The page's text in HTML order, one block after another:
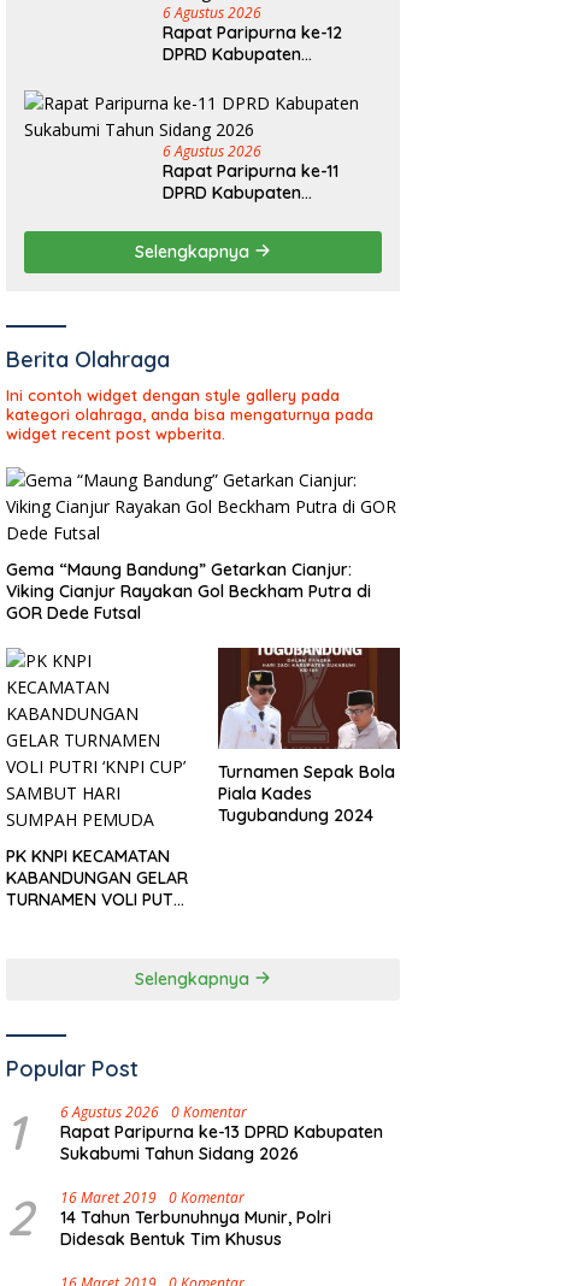
6 Agustus 2026
Rapat Paripurna ke-12
DPRD Kabupaten
2026
6 Agustus 2026
Rapat Paripurna ke-11
DPRD Kabupaten
2026
Selengkapnya
Berita Olahraga
Ini contoh widget dengan style gallery pada
kategori olahraga, anda bisa mengaturnya pada
widget recent post wpberita.
Gema “Maung Bandung” Getarkan Cianjur:
Viking Cianjur Rayakan Gol Beckham Putra di
GOR Dede Futsal
PK KNPI KECAMATAN
KABANDUNGAN GELAR
TURNAMEN VOLI PUTRI
Turnamen Sepak Bola
Piala Kades
Tugubandung 2024
Selengkapnya
Popular Post
1 6 Agustus 2026 0 Komentar
Rapat Paripurna ke-13 DPRD Kabupaten
Sukabumi Tahun Sidang 2026
2 16 Maret 2019 0 Komentar
14 Tahun Terbunuhnya Munir, Polri
Didesak Bentuk Tim Khusus